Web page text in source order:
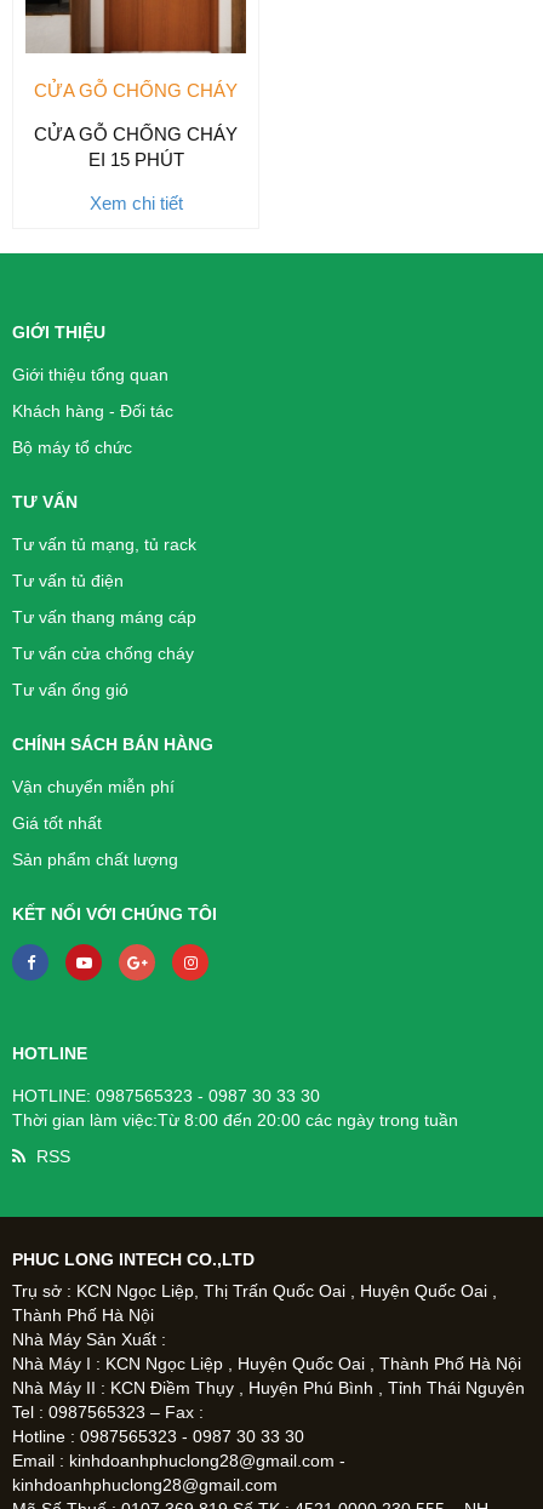
CỬA GỖ CHỐNG CHÁY
CỬA GỖ CHỐNG CHÁY
EI 15 PHÚT
Xem chi tiết
GIỚI THIỆU
Giới thiệu tổng quan
Khách hàng - Đối tác
Bộ máy tổ chức
TƯ VẤN
Tư vấn tủ mạng, tủ rack
Tư vấn tủ điện
Tư vấn thang máng cáp
Tư vấn cửa chống cháy
Tư vấn ống gió
CHÍNH SÁCH BÁN HÀNG
Vận chuyển miễn phí
Giá tốt nhất
Sản phẩm chất lượng
KẾT NỐI VỚI CHÚNG TÔI
HOTLINE
HOTLINE: 0987565323 - 0987 30 33 30
Thời gian làm việc:Từ 8:00 đến 20:00 các ngày trong tuần
RSS
PHUC LONG INTECH CO.,LTD
Trụ sở : KCN Ngọc Liệp, Thị Trấn Quốc Oai , Huyện Quốc Oai ,
Thành Phố Hà Nội
Nhà Máy Sản Xuất :
Nhà Máy I : KCN Ngọc Liệp , Huyện Quốc Oai , Thành Phố Hà Nội
Nhà Máy II : KCN Điềm Thụy , Huyện Phú Bình , Tỉnh Thái Nguyên
Tel : 0987565323 – Fax :
Hotline : 0987565323 - 0987 30 33 30
Email : kinhdoanhphuclong28@gmail.com -
kinhdoanhphuclong28@gmail.com